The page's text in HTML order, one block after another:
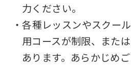
力ください。
・各種レッスンやスクー
用コースが制限、また
あります。あらかじめご